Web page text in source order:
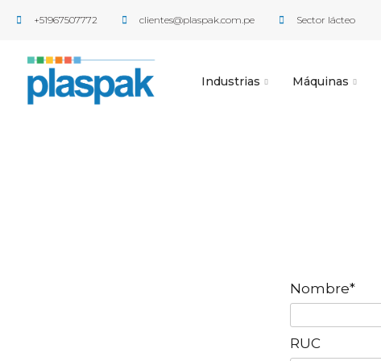
+51967507772 clientes@plaspak.com.pe Sector lácteo
Industrias Máquinas
Nombre*
RUC